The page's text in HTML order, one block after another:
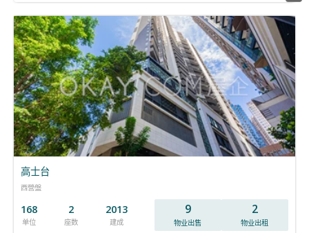
高士台
西營盤
168
单位
2
座数
2013
建成
9
物业出售
2
物业出租